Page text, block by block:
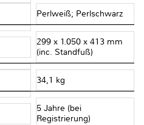
Perlweiß; Perlschwarz
299 x 1.050 x 413 mm
(inc. Standfuß)
34,1 kg
5 Jahre (bei
Registrierung)